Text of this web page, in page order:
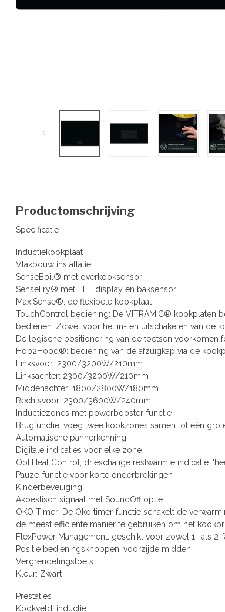
Productomschrijving
Specificatie
Inductiekookplaat
Vlakbouw installatie
SenseBoil® met overkooksensor
SenseFry® met TFT display en baksensor
MaxiSense®, de flexibele kookplaat
TouchControl bediening: De VITRAMIC® kookplaten
bedienen. Zowel voor het in- en uitschakelen van de
De logische positionering van de toetsen voorkomen
Hob2Hood®: bediening van de afzuigkap via de
Linksvoor: 2300/3200W/210mm
Linksachter: 2300/3200W/210mm
Middenachter: 1800/2800W/180mm
Rechtsvoor: 2300/3600W/240mm
Inductiezones met powerbooster-functie
Brugfunctie: voeg twee kookzones samen tot één
Automatische panherkenning
Digitale indicaties voor elke zone
OptiHeat Control, drieschalige restwarmte indicatie:
Pauze-functie voor korte onderbrekingen
Kinderbeveiliging
Akoestisch signaal met SoundOff optie
ÖKO Timer: De Öko timer-functie schakelt de
de meest efficiënte manier te gebruiken om het
FlexPower Management: geschikt voor zowel 1- als 2-
Positie bedieningsknoppen: voorzijde midden
Vergrendelingstoets
Kleur: Zwart
Prestaties
Kookveld: inductie